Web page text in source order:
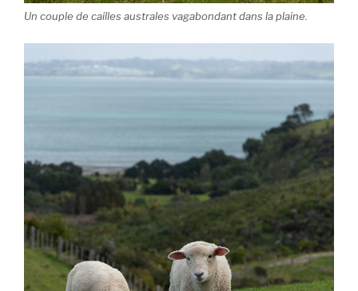
Un couple de cailles australes vagabondant dans la plaine.